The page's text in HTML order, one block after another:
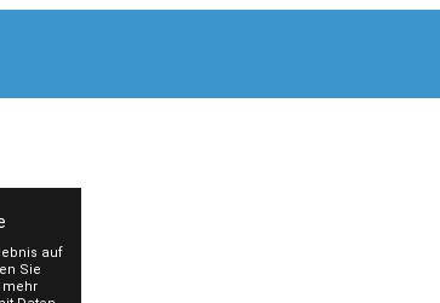
auf
Sie